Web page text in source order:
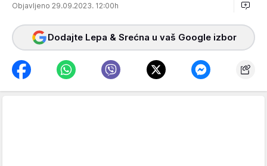
Objavljeno 29.09.2023. 12:00h
Dodajte Lepa & Srećna u vaš Google izbor